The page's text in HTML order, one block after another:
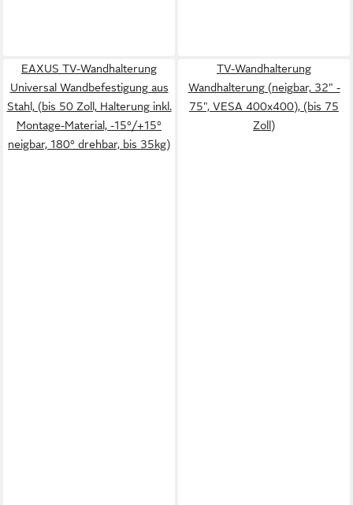
EAXUS TV-Wandhalterung
Universal Wandbefestigung aus
Stahl, (bis 50 Zoll, Halterung inkl.
Montage-Material, -15°/+15°
neigbar, 180° drehbar, bis 35kg)
TV-Wandhalterung
Wandhalterung (neigbar, 32" -
75", VESA 400x400), (bis 75
Zoll)